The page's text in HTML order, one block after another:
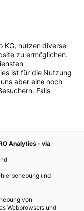
KG, nutzen diverse
zu ermöglichen.
ist für die Nutzung
aber eine noch
Falls
Analytics - via
und
von
Webbrowsers und